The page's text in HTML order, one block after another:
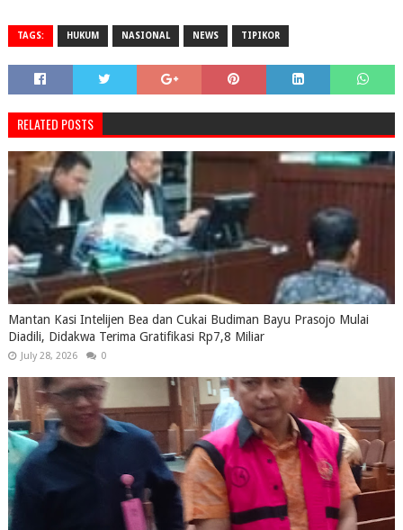
TAGS: HUKUM NASIONAL NEWS TIPIKOR
RELATED POSTS
Mantan Kasi Intelijen Bea dan Cukai Budiman Bayu Prasojo Mulai
Diadili, Didakwa Terima Gratifikasi Rp7,8 Miliar
July 28, 2026 0